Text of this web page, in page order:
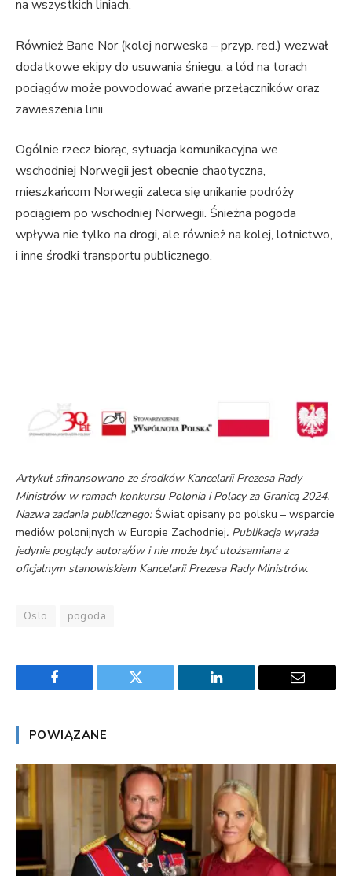
na wszystkich liniach.
Również Bane Nor (kolej norweska – przyp. red.) wezwał
dodatkowe ekipy do usuwania śniegu, a lód na torach
pociągów może powodować awarie przełączników oraz
zawieszenia linii.
Ogólnie rzecz biorąc, sytuacja komunikacyjna we
wschodniej Norwegii jest obecnie chaotyczna,
mieszkańcom Norwegii zaleca się unikanie podróży
pociągiem po wschodniej Norwegii. Śnieżna pogoda
wpływa nie tylko na drogi, ale również na kolej, lotnictwo,
i inne środki transportu publicznego.
Artykuł sfinansowano ze środków Kancelarii Prezesa Rady
Ministrów w ramach konkursu Polonia i Polacy za Granicą 2024.
Nazwa zadania publicznego:Świat opisany po polsku – wsparcie
mediów polonijnych w Europie Zachodniej. Publikacja wyraża
jedynie poglądy autora/ów i nie może być utożsamiana z
oficjalnym stanowiskiem Kancelarii Prezesa Rady Ministrów.
Oslo pogoda
Facebook Twitter LinkedIn Email
POWIĄZANE